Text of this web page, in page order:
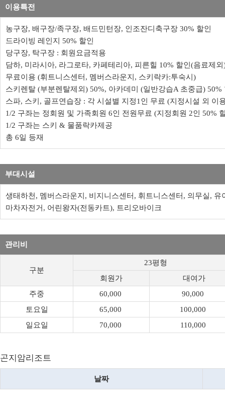
이용특전
농구장, 배구장/족구장, 배드민턴장, 인조잔디축구장 30% 할인
드라이빙 레인지 50% 할인
당구장, 탁구장 : 회원요금적용
담하, 미라시아, 라그로타, 카페테리아, 피른힐 10% 할인(음료제외
무료이용 (휘트니스센터, 멤버스라운지, 스키락카:투숙시)
스키렌탈 (부분렌탈제외) 50%, 아카데미 (일반강습A 초중급) 50%
스파, 스키, 골프연습장 : 각 시설별 지정1인 무료 (지정시설 외 이
1/2 구좌는 정회원 및 가족회원 6인 전원무료 (지정회원 2인 50%
1/2 구좌는 스키 & 물품락카제공
총 6일 등재
부대시설
생태하천, 멤버스라운지, 비지니스센터, 휘트니스센터, 의무실,
마차자전거, 어린왕자(전동카트), 트리오바이크
관리비
구분
23평형
회원가
대여가
주중
60,000
90,000
토요일
65,000
100,000
일요일
70,000 110,000
곤지암리조트
날짜